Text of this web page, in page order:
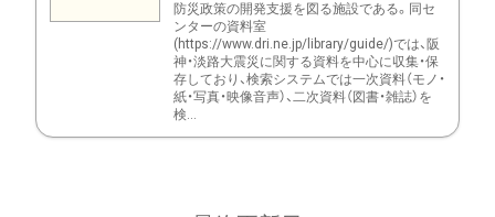
防災政策の開発支援を図る施設である。同セ
ンターの資料室
(https://www.dri.ne.jp/library/guide/)では、阪
神・淡路大震災に関する資料を中心に収集・保
存しており、検索システムでは一次資料（モノ・
紙・写真・映像音声）、二次資料（図書・雑誌）を
検...